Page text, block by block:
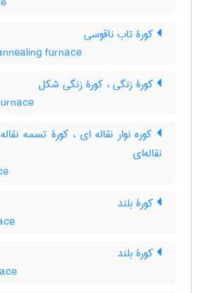
کورۀ تاب ناقوسی
furnace
کورۀ زنگی ، کورۀ زنگی شکل
کوره نوار نقاله ای ، کورۀ تسمه
نقاله‌ای
کورۀ بلند
کورۀ بلند